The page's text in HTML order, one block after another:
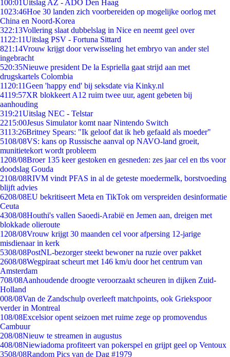
100:01Uitslag AZ - ADO Den Haag
1023:46Hoe 30 landen zich voorbereiden op mogelijke oorlog met
China en Noord-Korea
322:13Vollering slaat dubbelslag in Nice en neemt geel over
11 22:11Uitslag PSV - Fortuna Sittard
821:14Vrouw krijgt door verwisseling het embryo van ander stel
ingebracht
520:35Nieuwe president De la Espriella gaat strijd aan met
drugskartels Colombia
11 20:11Geen 'happy end' bij seksdate via Kinky.nl
4119:57XR blokkeert A12 ruim twee uur, agent gebeten bij
aanhouding
319:21Uitslag NEC - Telstar
2215:00Jesus Simulator komt naar Nintendo Switch
3113:26Britney Spears: "Ik geloof dat ik heb gefaald als moeder"
5108/08VS: kans op Russische aanval op NAVO-land groeit,
munitietekort wordt probleem
1208/08Broer 135 keer gestoken en gesneden: zes jaar cel en tbs voor
doodslag Gouda
2108/08RIVM vindt PFAS in al de geteste moedermelk, borstvoeding
blijft advies
6208/08EU bekritiseert Meta en TikTok om verspreiden desinformatie
Ceuta
4308/08Houthi's vallen Saoedi-Arabië en Jemen aan, dreigen met
blokkade olieroute
1208/08Vrouw krijgt 30 maanden cel voor afpersing 12-jarige
misdienaar in kerk
5308/08PostNL-bezorger steekt bewoner na ruzie over pakket
2608/08Wegpiraat scheurt met 146 km/u door het centrum van
Amsterdam
708/08Aanhoudende droogte veroorzaakt scheuren in dijken Zuid-
Holland
008/08Van de Zandschulp overleeft matchpoints, ook Griekspoor
verder in Montreal
108/08Excelsior opent seizoen met ruime zege op promovendus
Cambuur
208/08Nieuw te streamen in augustus
408/08Niewiadoma profiteert van pokerspel en grijpt geel op Ventoux
3508/08Random Pics van de Dag #1979